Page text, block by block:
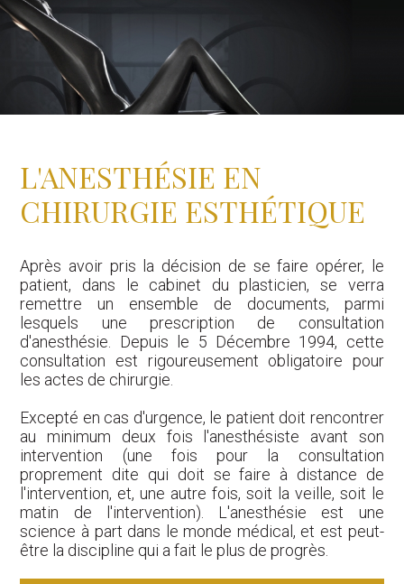
Accueil
L'ANESTHÉSIE EN
CHIRURGIE ESTHÉTIQUE
Après avoir pris la décision de se faire opérer, le
patient, dans le cabinet du plasticien, se verra
remettre un ensemble de documents, parmi
lesquels une prescription de consultation
d'anesthésie. Depuis le 5 Décembre 1994, cette
consultation est rigoureusement obligatoire pour
les actes de chirurgie.
Excepté en cas d'urgence, le patient doit rencontrer
au minimum deux fois l'anesthésiste avant son
intervention (une fois pour la consultation
proprement dite qui doit se faire à distance de
l'intervention, et, une autre fois, soit la veille, soit le
matin de l'intervention). L'anesthésie est une
science à part dans le monde médical, et est peut-
être la discipline qui a fait le plus de progrès.